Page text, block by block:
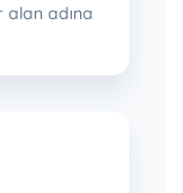
adına